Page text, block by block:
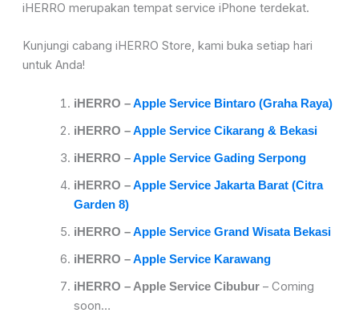
iHERRO merupakan tempat service iPhone terdekat.
Kunjungi cabang iHERRO Store, kami buka setiap hari
untuk Anda!
iHER RO –Apple Service Bintaro (Graha Raya)
iHERRO –Apple Service Cikarang & Bekasi
iHERRO –Apple Service Gading Serpong
iHERRO –Apple Service Jakarta Barat (Citra
Garden 8)
iHERRO –Apple Service Grand Wisata Bekasi
iHERRO –Apple Service Karawang
iHERRO – Apple Service Cibubur– Coming
soon…